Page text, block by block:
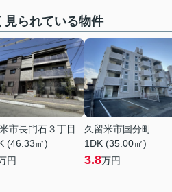
見られている物件
市長門石３丁目
(46.33㎡)
円
久留米市国分町
1DK (35.00㎡)
3.8万円